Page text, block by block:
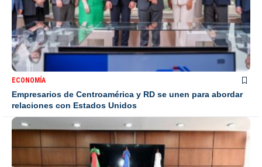
ECONOMÍA
Empresarios de Centroamérica y RD se unen para abordar
relaciones con Estados Unidos